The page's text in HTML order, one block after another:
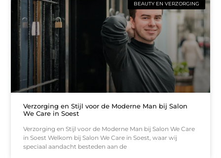
BEAUTY EN VERZORGING
Verzorging en Stijl voor de Moderne Man bij Salon
We Care in Soest
Verzorging en Stijl voor de Moderne Man bij Salon We Care
in Soest Welkom bij Salon We Care in Soest, waar wij
speciaal aandacht besteden aan de